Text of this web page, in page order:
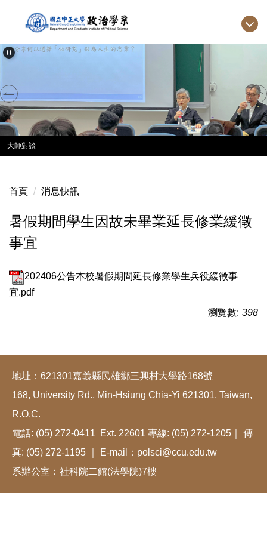
要
區
大師對談
首頁 消息快訊
暑假期間學生因故未畢業延長修業緩徵
事宜
202406公告本校暑假期間延長修業學生兵役緩徵事
宜.pdf
瀏覽數: 398
地址：621301嘉義縣民雄鄉三興村大學路168號
168, University Rd., Min-Hsiung Chia-Yi 621301, Taiwan,
R.O.C.
電話: (05) 272-0411 Ext. 22601 專線: (05) 272-1205｜ 傳
真: (05) 272-1195 ｜ E-mail：polsci@ccu.edu.tw
系辦公室：社科院二館(法學院)7樓